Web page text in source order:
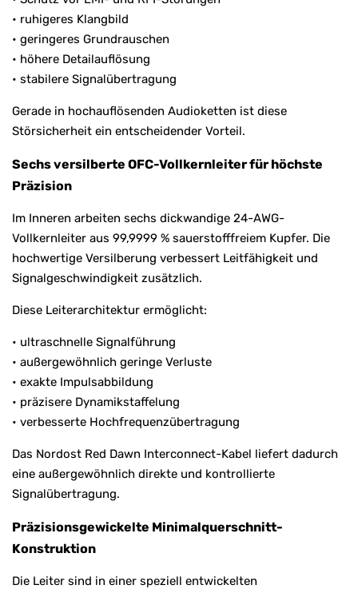
• ruhigeres Klangbild
• geringeres Grundrauschen
• höhere Detailauflösung
• stabilere Signalübertragung
Gerade in hochauflösenden Audioketten ist diese
Störsicherheit ein entscheidender Vorteil.
Sechs versilberte OFC-Vollkernleiter für höchste
Präzision
Im Inneren arbeiten sechs dickwandige 24-AWG-
Vollkernleiter aus 99,9999 % sauerstofffreiem Kupfer. Die
hochwertige Versilberung verbessert Leitfähigkeit und
Signalgeschwindigkeit zusätzlich.
Diese Leiterarchitektur ermöglicht:
• ultraschnelle Signalführung
• außergewöhnlich geringe Verluste
• exakte Impulsabbildung
• präzisere Dynamikstaffelung
• verbesserte Hochfrequenzübertragung
Das Nordost Red Dawn Interconnect-Kabel liefert dadurch
eine außergewöhnlich direkte und kontrollierte
Signalübertragung.
Präzisionsgewickelte Minimalquerschnitt-
Konstruktion
Die Leiter sind in einer speziell entwickelten